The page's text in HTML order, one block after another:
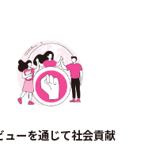
ューを通じて社会貢献